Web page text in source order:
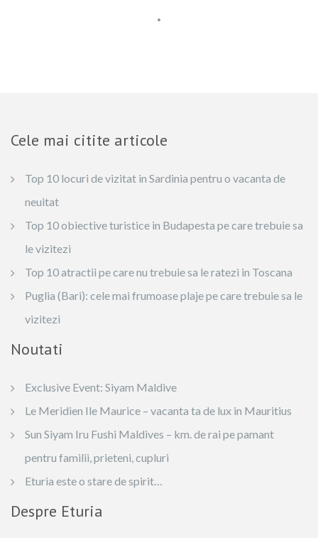
Cele mai citite articole
Top 10 locuri de vizitat in Sardinia pentru o vacanta de
neuitat
Top 10 obiective turistice in Budapesta pe care trebuie sa
le vizitezi
Top 10 atractii pe care nu trebuie sa le ratezi in Toscana
Puglia (Bari): cele mai frumoase plaje pe care trebuie sa le
vizitezi
Noutati
Exclusive Event: Siyam Maldive
Le Meridien Ile Maurice – vacanta ta de lux in Mauritius
Sun Siyam Iru Fushi Maldives – km. de rai pe pamant
pentru familii, prieteni, cupluri
Eturia este o stare de spirit…
Despre Eturia